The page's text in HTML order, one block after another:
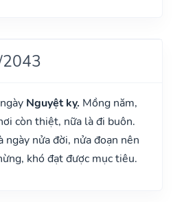
Nguyệt kỵ. Mồng năm,
còn thiệt, nữa là đi buôn.
nửa đời, nửa đoạn nên
khó đạt được mục tiêu.